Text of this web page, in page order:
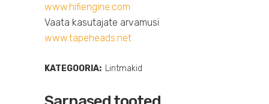
www.hifiengine.com
Vaata kasutajate arvamusi
www.tapeheads.net
KATEGOORIA: Lintmakid